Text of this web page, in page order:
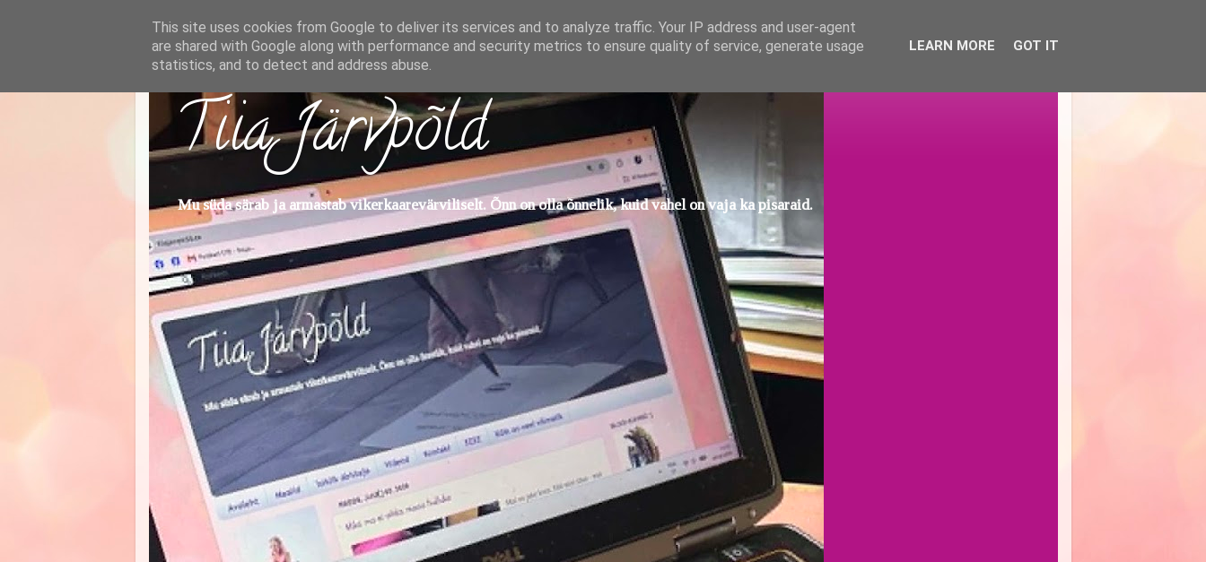
Tiia Järvpõld
Mu süda särab ja armastab vikerkaarevärviliselt. Õnn on olla õnnelik, kuid vahel on vaja ka pisaraid.
This site uses cookies from Google to deliver its services and to analyze traffic. Your IP address and user-agent
are shared with Google along with performance and security metrics to ensure quality of service, generate usage
statistics, and to detect and address abuse.
LEARN MORE GOT IT